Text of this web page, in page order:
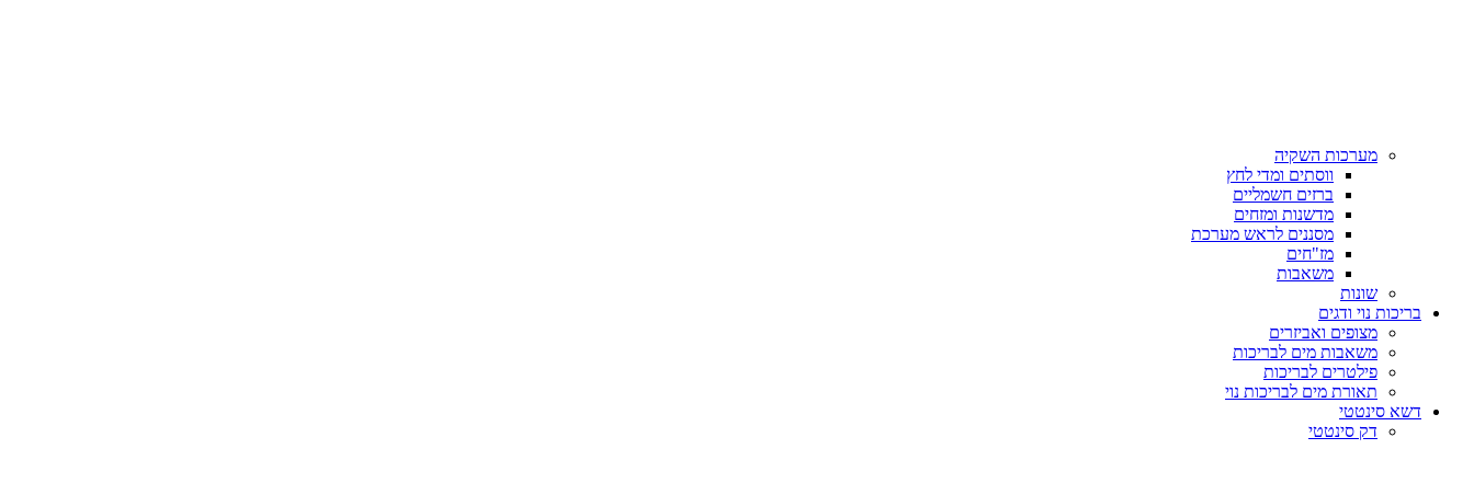
מערכות השקיה
ווסתים ומדי לחץ
ברזים חשמליים
מדשנות ומזחים
מסננים לראש מערכת
מז"חים
משאבות
שונות
בריכות נוי ודגים
מצופים ואביזרים
משאבות מים לבריכות
פילטרים לבריכות
תאורת מים לבריכות נוי
דשא סינטטי
דק סינטטי